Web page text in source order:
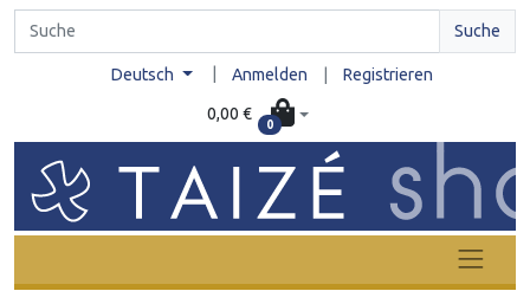
Suche
Deutsch Anmelden Registrieren
0,00 €
0